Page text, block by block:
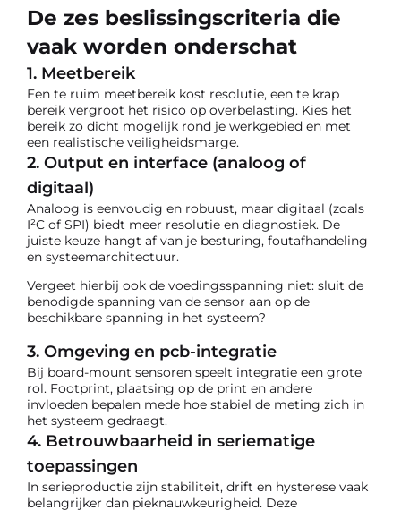
De zes beslissingscriteria die
vaak worden onderschat
1. Meetbereik
Een te ruim meetbereik kost resolutie, een te krap
bereik vergroot het risico op overbelasting. Kies het
bereik zo dicht mogelijk rond je werkgebied en met
een realistische veiligheidsmarge.
2. Output en interface (analoog of
digitaal)
Analoog is eenvoudig en robuust, maar digitaal (zoals
I²C of SPI) biedt meer resolutie en diagnostiek. De
juiste keuze hangt af van je besturing, foutafhandeling
en systeemarchitectuur.
Vergeet hierbij ook de voedingsspanning niet: sluit de
benodigde spanning van de sensor aan op de
beschikbare spanning in het systeem?
3. Omgeving en pcb-integratie
Bij board-mount sensoren speelt integratie een grote
rol. Footprint, plaatsing op de print en andere
invloeden bepalen mede hoe stabiel de meting zich in
het systeem gedraagt.
4. Betrouwbaarheid in seriematige
toepassingen
In serieproductie zijn stabiliteit, drift en hysterese vaak
belangrijker dan pieknauwkeurigheid. Deze